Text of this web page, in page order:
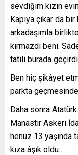
sevdiğim kızın
Kapıya çıkar da
arkadaşımla
kırmazdı beni.
tatili burada
Ben hiç şikâyet
parkta
Daha sonra
Manastır Askeri
henüz 13 yaşında
kıza âşık oldu…